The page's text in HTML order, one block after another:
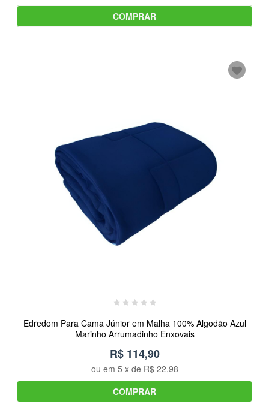
COMPRAR
Edredom Para Cama Júnior em Malha 100% Algodão Azul
Marinho Arrumadinho Enxovais
R$ 114,90
ou em 5 x de R$ 22,98
COMPRAR